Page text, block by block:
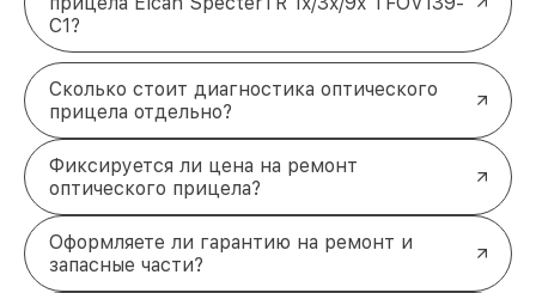
C1?
Сколько стоит диагностика оптического
прицела отдельно?
Фиксируется ли цена на ремонт
оптического прицела?
Оформляете ли гарантию на ремонт и
запасные части?